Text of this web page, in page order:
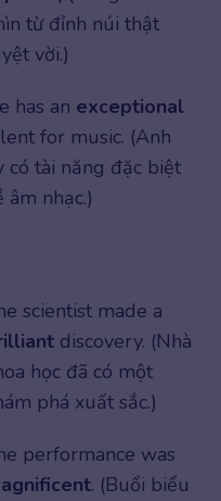
từ đỉnh núi thật
vời.)
has an exceptional
for music. (Anh
có tài năng đặc biệt
âm nhạc.)
scientist made a
discovery. (Nhà
học đã có một
phá xuất sắc.)
performance was
. (Buổi biểu